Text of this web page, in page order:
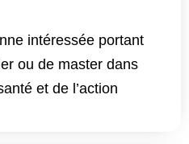
intéressée portant
ou de master dans
et de l’action